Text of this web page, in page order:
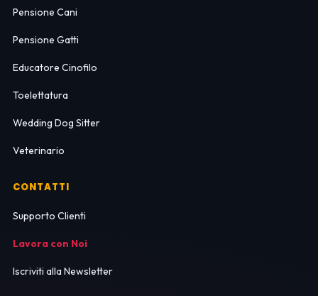
Pensione Cani
Pensione Gatti
Educatore Cinofilo
Toelettatura
Wedding Dog Sitter
Veterinario
CONTATTI
Supporto Clienti
Lavora con Noi
Iscriviti alla Newsletter